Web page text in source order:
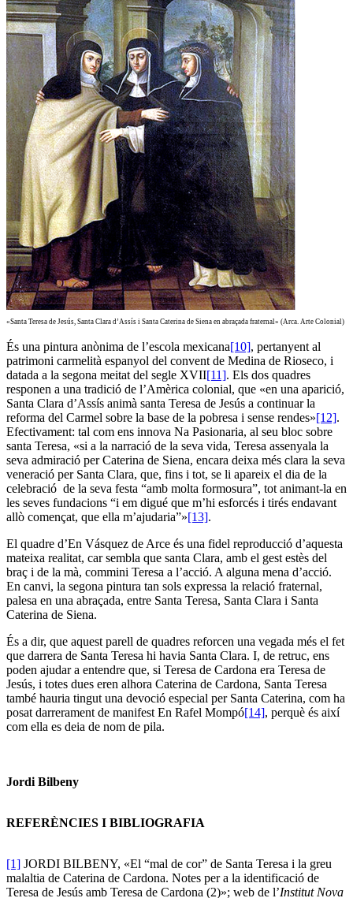
«Santa Teresa de Jesús, Santa Clara d’Assís i Santa Caterina de Siena en abraçada fraternal» (Arca. Arte Colonial)
És una pintura anònima de l’escola mexicana[10], pertanyent al
patrimoni carmelità espanyol del convent de Medina de Rioseco, i
datada a la segona meitat del segle XVII[11]. Els dos quadres
responen a una tradició de l’Amèrica colonial, que «en una aparició,
Santa Clara d’Assís animà santa Teresa de Jesús a continuar la
reforma del Carmel sobre la base de la pobresa i sense rendes»[12].
Efectivament: tal com ens innova Na Pasionaria, al seu bloc sobre
santa Teresa, «si a la narració de la seva vida, Teresa assenyala la
seva admiració per Caterina de Siena, encara deixa més clara la seva
veneració per Santa Clara, que, fins i tot, se li apareix el dia de la
celebració de la seva festa “amb molta formosura”, tot animant-la en
les seves fundacions “i em digué que m’hi esforcés i tirés endavant
allò començat, que ella m’ajudaria”»[13].
El quadre d’En Vásquez de Arce és una fidel reproducció d’aquesta
mateixa realitat, car sembla que santa Clara, amb el gest estès del
braç i de la mà, commini Teresa a l’acció. A alguna mena d’acció.
En canvi, la segona pintura tan sols expressa la relació fraternal,
palesa en una abraçada, entre Santa Teresa, Santa Clara i Santa
Caterina de Siena.
És a dir, que aquest parell de quadres reforcen una vegada més el fet
que darrera de Santa Teresa hi havia Santa Clara. I, de retruc, ens
poden ajudar a entendre que, si Teresa de Cardona era Teresa de
Jesús, i totes dues eren alhora Caterina de Cardona, Santa Teresa
també hauria tingut una devoció especial per Santa Caterina, com ha
posat darrerament de manifest En Rafel Mompó[14], perquè és així
com ella es deia de nom de pila.
Jordi Bilbeny
REFERÈNCIES I BIBLIOGRAFIA
[1] JORDI BILBENY, «El “mal de cor” de Santa Teresa i la greu
malaltia de Caterina de Cardona. Notes per a la identificació de
Teresa de Jesús amb Teresa de Cardona (2)»; web de l’Institut Nova